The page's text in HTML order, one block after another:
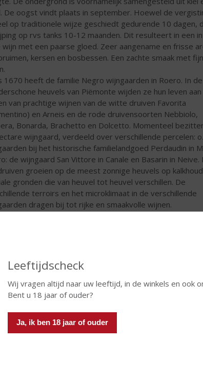
Leeftijdscheck
Wij vragen altijd naar uw leeftijd, in de winkels en ook
Bent u 18 jaar of ouder?
Ja, ik ben 18 jaar of ouder
De oogst vindt plaats in september. Hoewel de
op traditionele wijze geschiedt gedurende 10 dagen,
op rvs tanks 10-12 maanden. Dit resulteert in een
wijn met een paarse gloed. Zeer aangename en frisse
kersen en bosbessen. Een zachte smaak met
1670 heeft de familie Negro wijngaarden in Roero. In de
heuvels van Piëmonte wijden ze hun leven
van prachtige wijnen van de witte druiven Favorita
en Arneis en de rode druivensoorten Nebbiolo,
Bonarda, Brachetto en Dolcetto. Momenteel
wijngaard, verdeeld over verschillende percelen:
bij het historische familielandgoed Perdaudin in
de wijngaard San Vittore in Canale en Basarin in Neive.
groeien op de meest zonnige heuvels op
gronden die van heuvel tot heuvel verschillen. De
terroirs en het microklimaat in de verschillende
dragen bij tot rijke en smaakvolle wijnen.
mee: zijn zoon Gabriele is verantwoordelijk voor de
Angelo maakt samen met zijn vader de wijn;
is verantwoordelijk voor de exportmarkt; Giuseppe
markt en zijn vrouw Marisa ontvangt bezoekers
van de Azienda Agricola Negro Angelo e Figli
in 1670 toen Giovanni Dominico Negro de eigenaar was